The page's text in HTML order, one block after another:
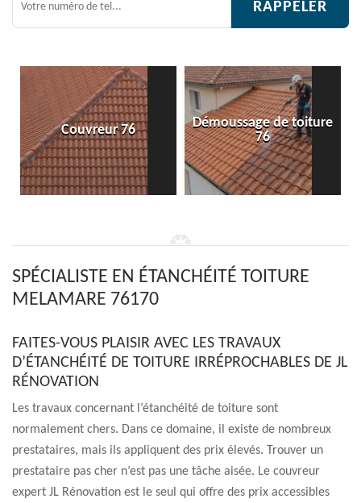
Couvreur 76
Démoussage de toiture
76
SPÉCIALISTE EN ÉTANCHÉITÉ TOITURE
MELAMARE 76170
FAITES-VOUS PLAISIR AVEC LES TRAVAUX
D’ÉTANCHÉITÉ DE TOITURE IRRÉPROCHABLES DE JL
RÉNOVATION
Les travaux concernant l’étanchéité de toiture sont
normalement chers. Dans ce domaine, il existe de nombreux
prestataires, mais ils appliquent des prix élevés. Trouver un
prestataire pas cher n’est pas une tâche aisée. Le couvreur
expert JL Rénovation est le seul qui offre des prix accessibles